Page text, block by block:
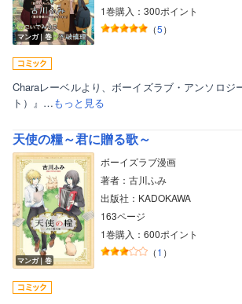
マンガ｜巻
1巻購入：300ポイント
（5）
Charaレーベルより、ボーイズラブ・アンソロジ
ト）』…もっと見る
天使の糧～君に贈る歌～
マンガ｜巻
ボーイズラブ漫画
著者：古川ふみ
出版社：KADOKAWA
163ページ
1巻購入：600ポイント
（1 ）
ボーイズラブ
美女・美少女
女性写真集